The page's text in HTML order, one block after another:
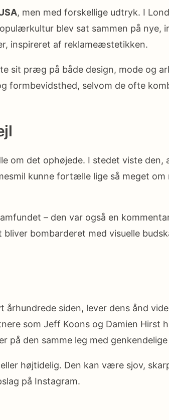
, men med forskellige udtryk. I
blev sat sammen på nye,
inspireret af reklameæstetikken.
sit præg på både design, mode og
formbevidsthed, selvom de ofte
om det ophøjede. I stedet viste den,
kunne fortælle lige så meget
– den var også en
bombarderet med visuelle
siden, lever dens ånd
som Jeff Koons og Damien Hirst
den samme leg med genkendelige
højtidelig. Den kan være sjov,
på Instagram.